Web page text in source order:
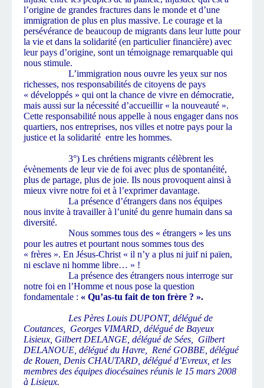
l’origine de grandes fractures dans le monde et d’une
immigration de plus en plus massive. Le courage et la
persévérance de beaucoup de migrants dans leur lutte pour
la vie et dans la solidarité (en particulier financière) avec
leur pays d’origine, sont un témoignage remarquable qui
nous stimule.
L’immigration nous ouvre les yeux sur nos
richesses, nos responsabilités de citoyens de pays
« développés » qui ont la chance de vivre en démocratie,
mais aussi sur la nécessité d’accueillir « la nouveauté ».
Cette responsabilité nous appelle à nous engager dans nos
quartiers, nos entreprises, nos villes et notre pays pour la
justice et la solidarité entre les hommes.
3°) Les chrétiens migrants célèbrent les
évènements de leur vie de foi avec plus de spontanéité,
plus de partage, plus de joie. Ils nous provoquent ainsi à
mieux vivre notre foi et à l’exprimer davantage.
La présence d’étrangers dans nos équipes
nous invite à travailler à l’unité du genre humain dans sa
diversité.
Nous sommes tous des « étrangers » les uns
pour les autres et pourtant nous sommes tous des
« frères ». En Jésus-Christ « il n’y a plus ni juif ni païen,
ni esclave ni homme libre… » !
La présence des étrangers nous interroge sur
notre foi en l’Homme et nous pose la question
fondamentale : « Qu’as-tu fait de ton frère ? ».
Les Pères Louis DUPONT, délégué de
Coutances, Georges VIMARD, délégué de Bayeux
Lisieux, Gilbert DELANGE, délégué de Sées, Gilbert
DELANOUE, délégué du Havre, René GOBBE, délégué
de Rouen, Denis CHAUTARD, délégué d’Evreux, et les
membres des équipes diocésaines réunis le 15 mars 2008
à Lisieux.